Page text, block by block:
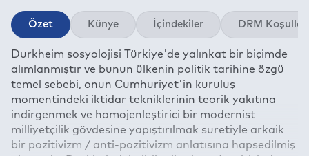
Twitter
Linkedin
Whatsapp
E-mail
Özet Künye İçindekiler DRM Koşulları
Durkheim sosyolojisi Türkiye'de yalınkat bir biçimde
alımlanmıştır ve bunun ülkenin politik tarihine özgü
temel sebebi, onun Cumhuriyet'in kuruluş
momentindeki iktidar tekniklerinin teorik yakıtına
indirgenmek ve homojenleştirici bir modernist
milliyetçilik gövdesine yapıştırılmak suretiyle arkaik
bir pozitivizm / anti-pozitivizm anlatısına hapsedilmiş